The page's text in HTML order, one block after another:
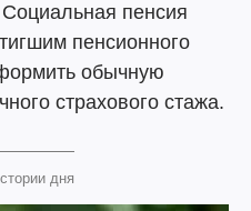
пенсия
пенсионного
обычную
страхового стажа.
дня